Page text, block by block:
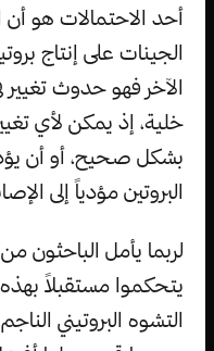
أحد الاحتمالات هو
الجينات على إنتاج
الآخر فهو حدوث
خلية، إذ يمكن لأي
بشكل صحيح، أو أن
البروتين مؤدياً إلى
لربما يأمل الباحثون
يتحكموا مستقبلاً
التشوه البروتيني